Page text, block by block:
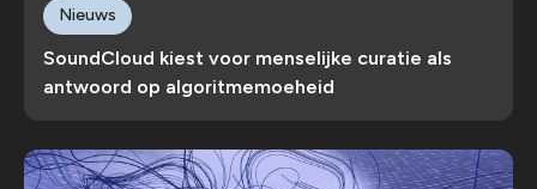
SoundCloud kiest voor menselijke curatie als
antwoord op algoritmemoeheid
Nieuws